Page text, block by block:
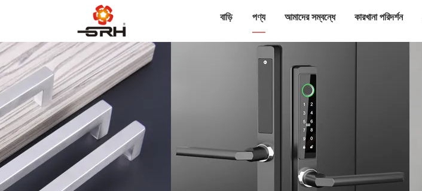
বাড়ি পণ্য আমাদের সম্বন্ধে কারখানা পরিদর্শন